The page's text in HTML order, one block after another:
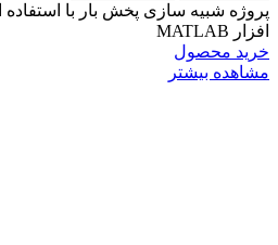
افزار MATLAB
خرید محصول
مشاهده بیشتر